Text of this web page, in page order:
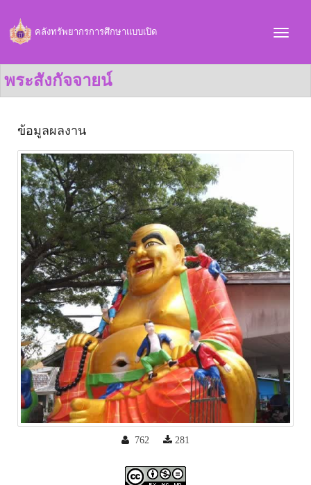
คลังทรัพยากรการศึกษาแบบเปิด
พระสังกัจจายน์
ข้อมูลผลงาน
762 281